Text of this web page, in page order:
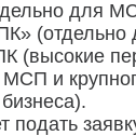
для
(высокие
и